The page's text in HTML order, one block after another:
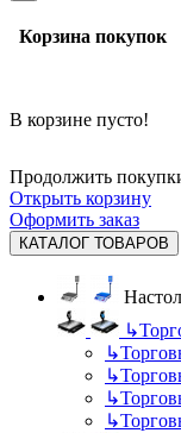
Корзина покупок
В корзине пусто!
Продолжить
Открыть корзину
Оформить заказ
КАТАЛОГ ТОВАРОВ
↳
↳
↳
↳
↳